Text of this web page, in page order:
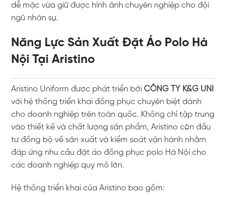
dễ mặc vừa giữ được hình ảnh chuyên nghiệp cho đội
ngũ nhân sự.
Năng Lực Sản Xuất Đặt Áo Polo Hà
Nội Tại Aristino
Aristino Uniform được phát triển bởiCÔNG TY K&G UNI
với hệ thống triển khai đồng phục chuyên biệt dành
cho doanh nghiệp trên toàn quốc. Không chỉ tập trung
vào thiết kế và chất lượng sản phẩm, Aristino còn đầu
tư đồng bộ về sản xuất và kiểm soát vận hành nhằm
đáp ứng nhu cầu đặt áo đồng phục polo Hà Nội cho
các doanh nghiệp quy mô lớn.
Hệ thống triển khai của Aristino bao gồm: